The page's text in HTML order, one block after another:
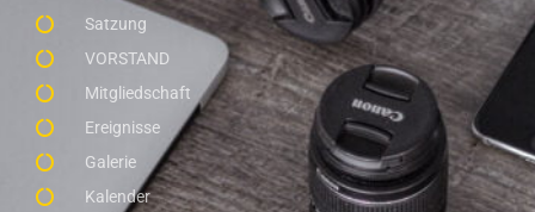
Satzung
VORSTAND
Mitgliedschaft
Ereignisse
Galerie
Kalender